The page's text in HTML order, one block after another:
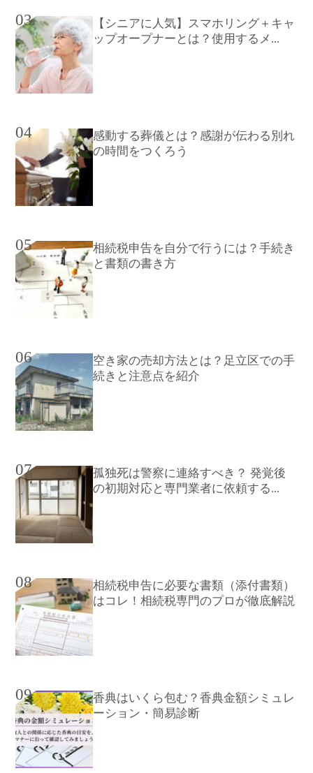
03
【シニアに人気】スマホリング＋キャ
ップオープナーとは？使用するメ...
04
感動する葬儀とは？感謝が伝わる別れ
の時間をつくろう
05
相続税申告を自分で行うには？手続き
と書類の書き方
06
空き家の売却方法とは？足立区での手
続きと注意点を紹介
07
孤独死は警察に連絡すべき？ 発覚後
の初期対応と専門業者に依頼する...
08
相続税申告に必要な書類（添付書類）
はコレ！相続税専門のプロが徹底解説
09
香典はいくら包む？香典金額シミュレ
ーション・簡易診断